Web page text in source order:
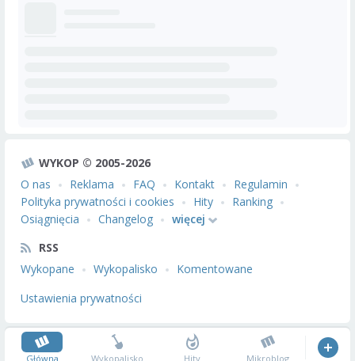
WYKOP © 2005-2026
O nas
Reklama FAQ Kontakt
Regulamin
Polityka prywatności i cookies
Hity
Ranking
Osiągnięcia
Changelog
więcej
RSS
Wykopane
Wykopalisko
Komentowane
Ustawienia prywatności
Główna Wykopalisko Hity Mikroblog